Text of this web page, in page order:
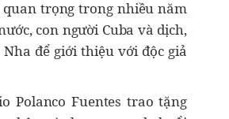
quan trọng trong nhiều năm
con người Cuba và dịch,
để giới thiệu với độc giả
Polanco Fuentes trao tặng